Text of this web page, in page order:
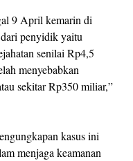
9 April kemarin di
penyidik yaitu
senilai Rp4,5
menyebabkan
sekitar Rp350 miliar,”
kasus ini
menjaga keamanan